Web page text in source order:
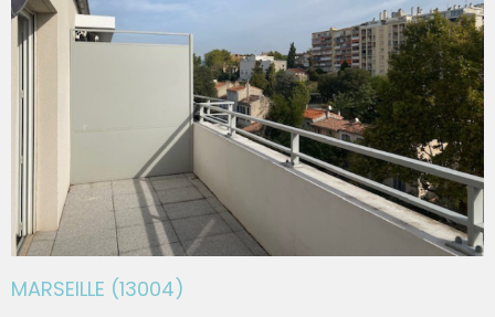
MARSEILLE (13004)